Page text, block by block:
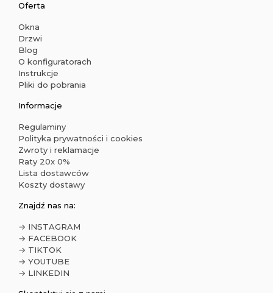
Oferta
Okna
Drzwi
Blog
O konfiguratorach
Instrukcje
Pliki do pobrania
Informacje
Regulaminy
Polityka prywatności i cookies
Zwroty i reklamacje
Raty 20x 0%
Lista dostawców
Koszty dostawy
Znajdź nas na:
→ INSTAGRAM
→ FACEBOOK
→ TIKTOK
→ YOUTUBE
→ LINKEDIN